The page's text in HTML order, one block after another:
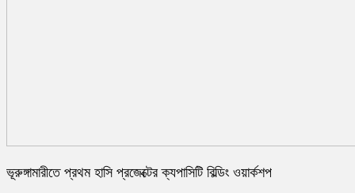
ভূরুঙ্গামারীতে প্রথম হাসি প্রজেক্টের ক্যপাসিটি বিল্ডিং ওয়ার্কশপ